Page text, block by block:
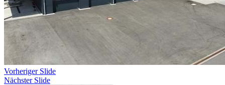
Vorheriger Slide
Nächster Slide